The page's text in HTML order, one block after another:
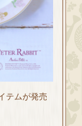
テムが発売